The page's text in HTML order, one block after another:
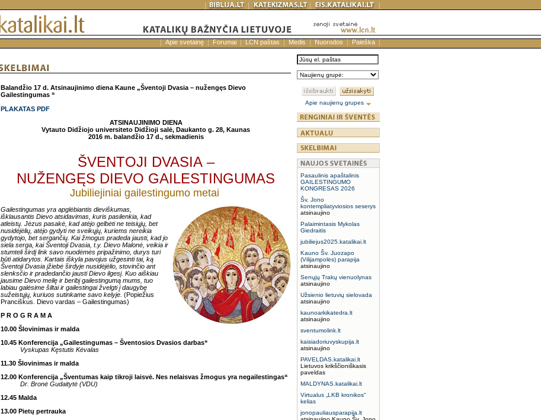
Apie svetainę Forumai LCN paštas Medis Nuorodos Paieška
Balandžio 17 d. Atsinaujinimo diena Kaune „Šventoji Dvasia – nužengęs Dievo
Gailestingumas “
PLAKATAS PDF
ATSINAUJINIMO DIENA
Vytauto Didžiojo universiteto Didžioji salė, Daukanto g. 28, Kaunas
2016 m. balandžio 17 d., sekmadienis
ŠVENTOJI DVASIA –
NUŽENGĘS DIEVO GAILESTINGUMAS
Jubiliejiniai gailestingumo metai
Gailestingumas yra apglėbiantis dieviškumas,
išklausantis Dievo atsidavimas, kuris pasilenkia, kad
atleistų. Jėzus pasakė, kad atėjo gelbėti ne teisiųjų, bet
nusidėjėlių, atėjo gydyti ne sveikųjų, kuriems nereikia
gydytojo, bet sergančių. Kai žmogus pradeda jausti, kad jo
siela serga, kai Šventoji Dvasia, t.y. Dievo Malonė, veikia ir
stumteli širdį link savo nuodėmės pripažinimo, durys turi
būti atidarytos. Kartais iškyla pavojus užgesinti tai, ką
Šventoji Dvasia įžiebė širdyje nusidėjėlio, stovinčio ant
slenksčio ir pradedančio jausti Dievo ilgesį. Kuo aiškiau
jausime Dievo meilę ir beribį gailestingumą mums, tuo
labiau galėsime šiltai ir gailestingai žvelgti į daugybę
sužeistųjų, kuriuos sutinkame savo kelyje. (Popiežius
Pranciškus. Dievo vardas – Gailestingumas)
P R O G R A M A
10.00 Šlovinimas ir malda
10.45 Konferencija „Gailestingumas – Šventosios Dvasios darbas“
Vyskupas Kęstutis Kėvalas
11.30 Šlovinimas ir malda
12.00 Konferencija „Šventumas kaip tikroji laisvė. Nes nelaisvas žmogus yra negailestingas“
Dr. Bronė Gudaitytė (VDU)
12.45 Malda
13.00 Pietų pertrauka
Apie naujienų grupes
Pasaulinis apaštalinis
GAILESTINGUMO
KONGRESAS 2026
Šv. Jono
kontempliatyviosios seserys
atsinaujino
Palaimintasis Mykolas
Giedraitis
jubiliejus2025.katalikai.lt
Kauno Šv. Juozapo
(Vilijampolės) parapija
atsinaujino
Senųjų Trakų vienuolynas
atsinaujino
Užsienio lietuvių sielovada
atsinaujino
kaunoarkikatedra.lt
atsinaujino
sventumolink.lt
kaisiadoriuvyskupija.lt
atsinaujino
PAVELDAS.katalikai.lt
Lietuvos krikščioniškasis
paveldas
MALDYNAS.katalikai.lt
Virtualus „LKB kronikos“
kelias
jonopauliausparapija.lt